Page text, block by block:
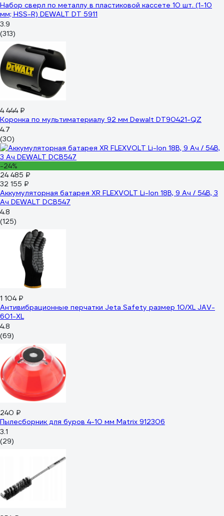
Набор сверл по металлу в пластиковой кассете 10 шт. (1-10
мм; HSS-R) DEWALT DT 5911
3.9
(313)
4 444 ₽
Коронка по мультиматериалу 92 мм Dewalt DT90421-QZ
4.7
(30)
-24%
24 485 ₽
32 155 ₽
Аккумуляторная батарея XR FLEXVOLT Li-Ion 18В, 9 Ач / 54В, 3
Ач DEWALT DCB547
4.8
(125)
1 104 ₽
Антивибрационные перчатки Jeta Safety размер 10/XL JAV-
601-XL
4.8
(69)
240 ₽
Пылесборник для буров 4-10 мм Matrix 912306
3.1
(29)